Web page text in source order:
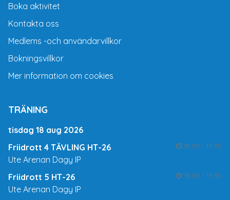
Boka aktivitet
Kontakta oss
Medlems -och användarvillkor
Bokningsvillkor
Mer information om cookies
TRÄNING
tisdag 18 aug 2026
Friidrott 4 TÄVLING HT-26
18:00 - 19:30
Ute Arenan Dagy IP
Friidrott 5 HT-26
18:00 - 19:30
Ute Arenan Dagy IP